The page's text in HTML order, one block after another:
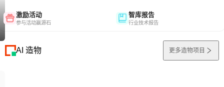
激励活动
参与活动赢源石
智库报告
行业技术报告
AI 造物 更多造物项目